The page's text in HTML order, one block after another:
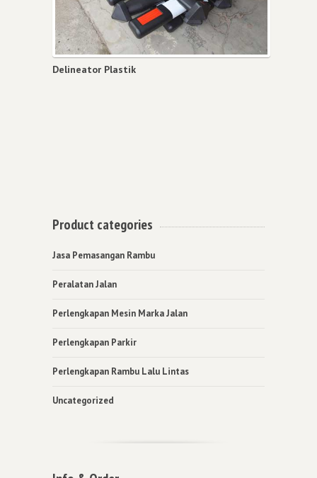
Delineator Plastik
Product categories
Jasa Pemasangan Rambu
Peralatan Jalan
Perlengkapan Mesin Marka Jalan
Perlengkapan Parkir
Perlengkapan Rambu Lalu Lintas
Uncategorized